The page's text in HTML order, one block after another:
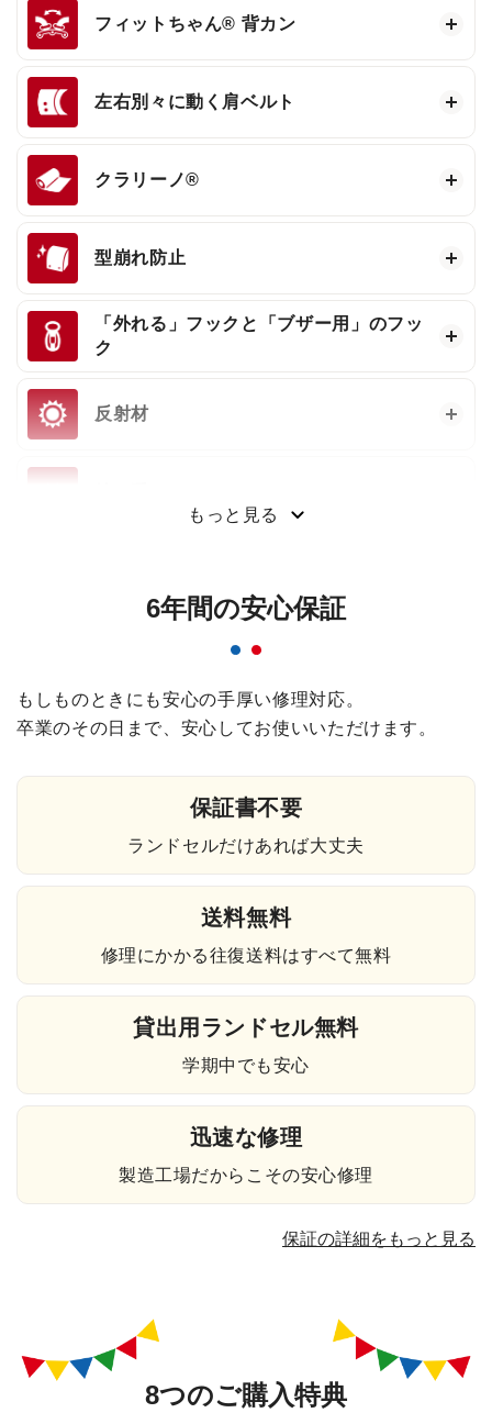
フィットちゃん® 背カン
左右別々に動く肩ベルト
クラリーノ®
型崩れ防止
「外れる」フックと「ブザー用」のフッ
ク
反射材
もっと見る
6年間の安心保証
もしものときにも安心の手厚い修理対応。
卒業のその日まで、安心してお使いいただけます。
保証書不要
ランドセルだけあれば大丈夫
送料無料
修理にかかる往復送料はすべて無料
貸出用ランドセル無料
学期中でも安心
迅速な修理
製造工場だからこその安心修理
保証の詳細をもっと見る
8つのご購入特典